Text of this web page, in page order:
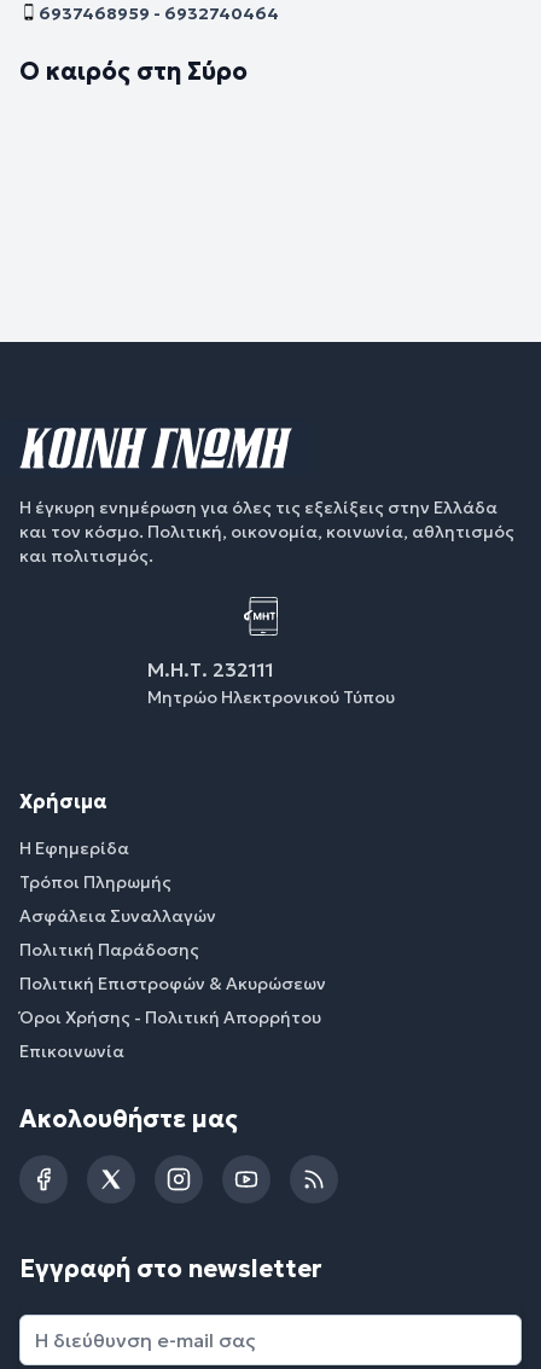
6937468959 - 6932740464
Ο καιρός στη Σύρο
Η έγκυρη ενημέρωση για όλες τις εξελίξεις στην Ελλάδα
και τον κόσμο. Πολιτική, οικονομία, κοινωνία, αθλητισμός
και πολιτισμός.
Μ.Η.Τ. 232111
Μητρώο Ηλεκτρονικού Τύπου
Χρήσιμα
Η Εφημερίδα
Τρόποι Πληρωμής
Ασφάλεια Συναλλαγών
Πολιτική Παράδοσης
Πολιτική Επιστροφών & Ακυρώσεων
Όροι Χρήσης - Πολιτική Απορρήτου
Επικοινωνία
Ακολουθήστε μας
FacebookTwitterInstagramYouTubeRSS
Εγγραφή στο newsletter